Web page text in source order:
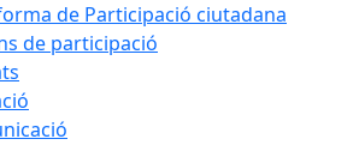
de Participació ciutadana
de participació